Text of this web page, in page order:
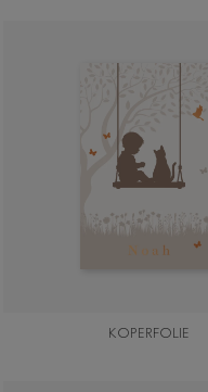
KOPERFOLIE